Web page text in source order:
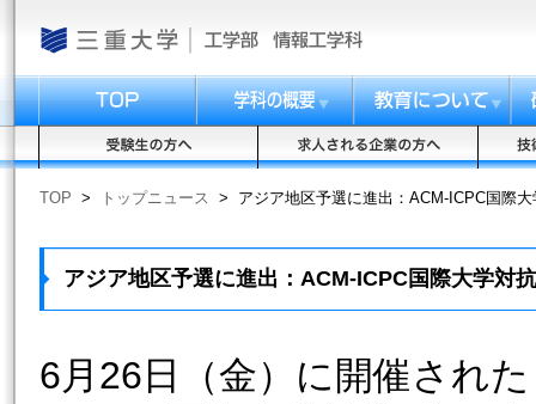
TOP > トップニュース > アジア地区予選に進出：ACM-ICPC国際
アジア地区予選に進出：ACM-ICPC国際大学
6月26日（金）に開催され